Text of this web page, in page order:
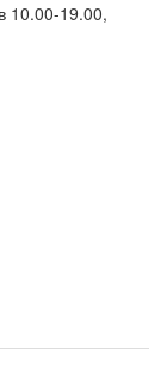
10.00-19.00,